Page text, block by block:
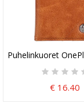
Puhelinkuoret
€ 16.40